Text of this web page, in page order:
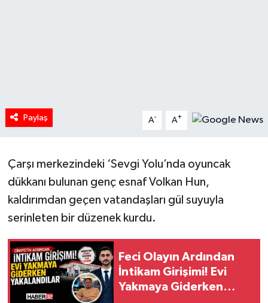
Paylaş A- A+
Çarşı merkezindeki ‘Sevgi Yolu’nda oyuncak
dükkanı bulunan genç esnaf Volkan Hun,
kaldırımdan geçen vatandaşları gül suyuyla
serinleten bir düzenek kurdu.
Feci Olayın Ardından
İntikam Girişimi! Evi
Yakmaya Giderken
RESMİ İLANLAR
Spor
Tarihi Yapılarımız
Teknoloji
Türkiye